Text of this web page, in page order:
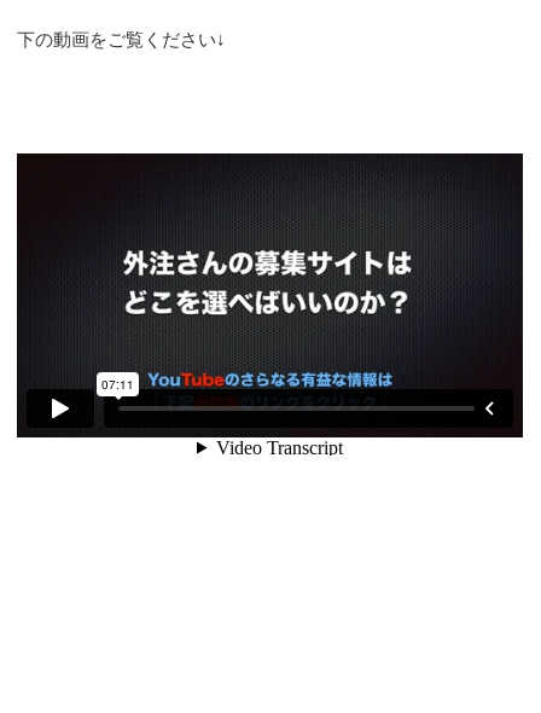
下の動画をご覧ください↓